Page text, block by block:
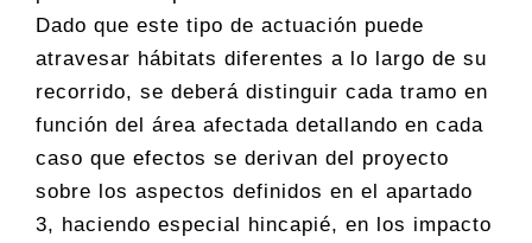
Dado que este tipo de actuación puede
atravesar hábitats diferentes a lo largo de su
recorrido, se deberá distinguir cada tramo en
función del área afectada detallando en cada
caso que efectos se derivan del proyecto
sobre los aspectos definidos en el apartado
3, haciendo especial hincapié, en los impacto